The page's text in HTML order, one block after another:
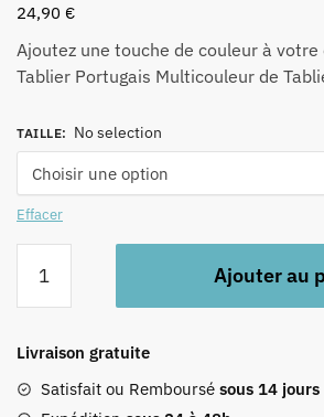
24,90 €
Ajoutez une touche de couleur à votre
Tablier Portugais Multicouleur de
TAILLE: No selection
Effacer
Tablier
Multicouleur
Ajouter au
Livraison gratuite
Satisfait ou Remboursé sous 14 jours